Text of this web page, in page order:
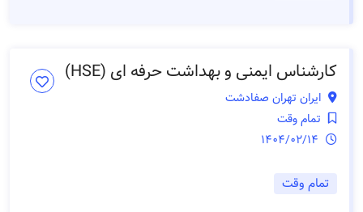
کارشناس ایمنی و بهداشت حرفه ای (HSE)
ایران تهران صفادشت
تمام وقت
تمام وقت